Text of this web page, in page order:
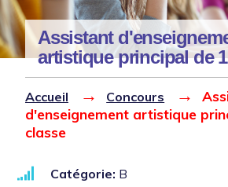
Assistant
artistique principal de
Vous êtes ici
Catégorie: B